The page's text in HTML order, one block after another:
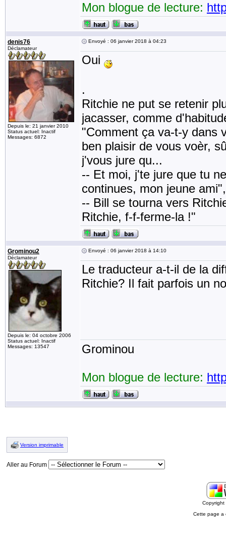
Mon blogue de lecture:
denis76
Déclamateur
Depuis le: 21 janvier 2010
Status actuel: Inactif
Messages: 6872
Envoyé : 06 janvier 2018 à 04:23
Oui
.
Ritchie ne put se retenir
jacasser, comme
"Comment ça va-t-y dans
ben plaisir de vous voèr,
j'vous jure qu...
-- Et moi, j'te jure que tu
continues, mon jeune
-- Bill se tourna vers
Ritchie, f-f-ferme-la !"
Grominou2
Déclamateur
Depuis le: 04 octobre 2006
Status actuel: Inactif
Messages: 13547
Envoyé : 06 janvier 2018 à 14:10
Le traducteur a-t-il de la
Ritchie? Il fait parfois un
Grominou
Mon blogue de lecture:
Version imprimable
Aller au Forum
Cette page a